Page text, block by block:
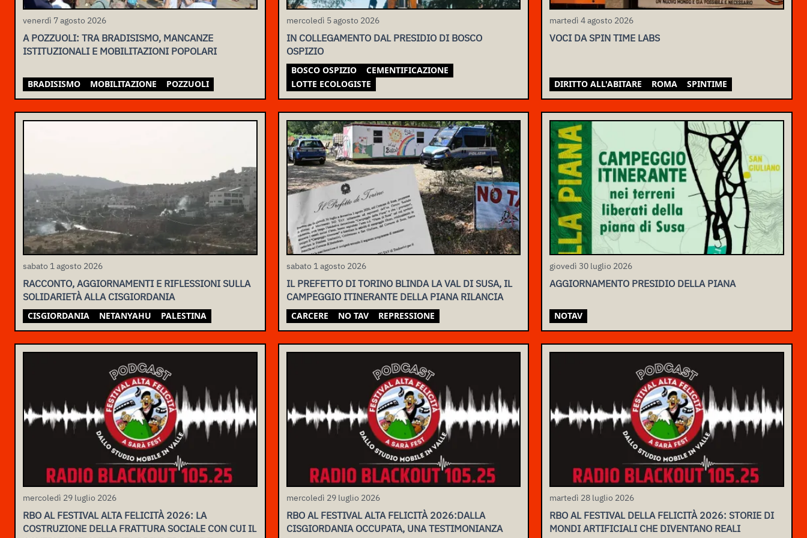
venerdì 7 agosto 2026
A POZZUOLI: TRA BRADISISMO, MANCANZE
ISTITUZIONALI E MOBILITAZIONI POPOLARI
BRADISISMO MOBILITAZIONE POZZUOLI
mercoledì 5 agosto 2026
IN COLLEGAMENTO DAL PRESIDIO DI BOSCO
OSPIZIO
BOSCO OSPIZIO
CEMENTIFICAZIONE
LOTTE ECOLOGISTE
martedì 4 agosto 2026
VOCI DA SPIN TIME LABS
DIRITTO ALL'ABITARE ROMA SPINTIME
sabato 1 agosto 2026
RACCONTO, AGGIORNAMENTI E RIFLESSIONI SULLA
SOLIDARIETÀ ALLA CISGIORDANIA
CISGIORDANIA NETANYAHU PALESTINA
sabato 1 agosto 2026
IL PREFETTO DI TORINO BLINDA LA VAL DI SUSA, IL
CAMPEGGIO ITINERANTE DELLA PIANA RILANCIA
CARCERE NO TAV REPRESSIONE
giovedì 30 luglio 2026
AGGIORNAMENTO PRESIDIO DELLA PIANA
NOTAV
mercoledì 29 luglio 2026
RBO AL FESTIVAL ALTA FELICITÀ 2026: LA
COSTRUZIONE DELLA FRATTURA SOCIALE CON CUI IL
mercoledì 29 luglio 2026
RBO AL FESTIVAL ALTA FELICITÀ 2026:DALLA
CISGIORDANIA OCCUPATA, UNA TESTIMONIANZA
martedì 28 luglio 2026
RBO AL FESTIVAL DELLA FELICITÀ 2026: STORIE DI
MONDI ARTIFICIALI CHE DIVENTANO REALI